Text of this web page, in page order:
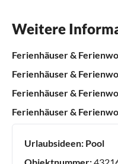
Weitere
Ferienhäuser &
Ferienhäuser &
Ferienhäuser &
Ferienhäuser &
Urlaubsideen: Pool
Objektnummer: